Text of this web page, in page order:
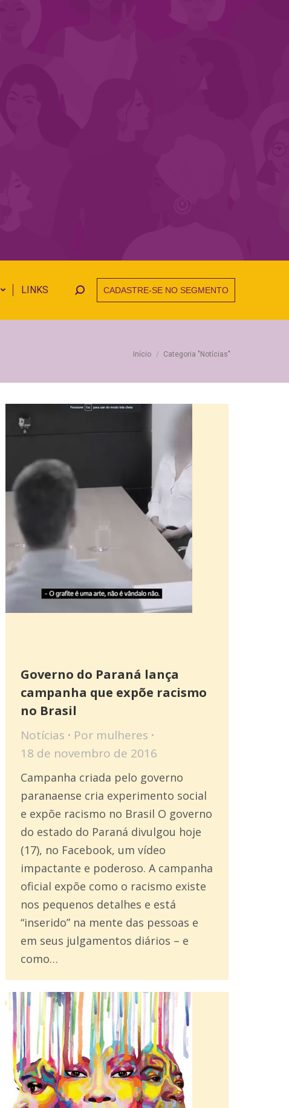
LINKS Search:CADASTRE-SE NO SEGMENTO
Você está aqui:
Início Categoria "Notícias"
Governo do Paraná lança
campanha que expõe racismo
no Brasil
Notícias Por mulheres
18 de novembro de 2016
Campanha criada pelo governo
paranaense cria experimento social
e expõe racismo no Brasil O governo
do estado do Paraná divulgou hoje
(17), no Facebook, um vídeo
impactante e poderoso. A campanha
oficial expõe como o racismo existe
nos pequenos detalhes e está
“inserido” na mente das pessoas e
em seus julgamentos diários – e
como…